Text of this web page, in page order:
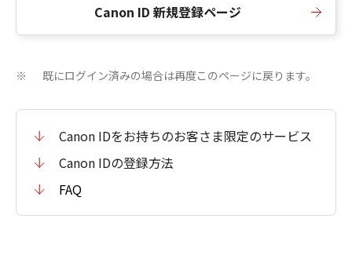
Canon ID 新規登録ページ
※ 既にログイン済みの場合は再度このページに戻ります。
Canon IDをお持ちのお客さま限定のサービス
Canon IDの登録方法
FAQ